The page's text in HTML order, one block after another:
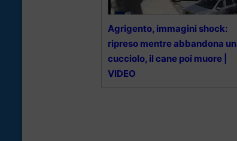
Agrigento, immagini shock:
ripreso mentre abbandona un
cucciolo, il cane poi muore |
VIDEO